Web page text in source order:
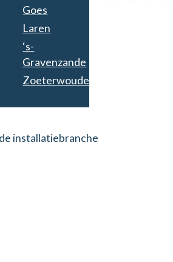
Goes
Laren
‘s-
Gravenzande
Zoeterwoude